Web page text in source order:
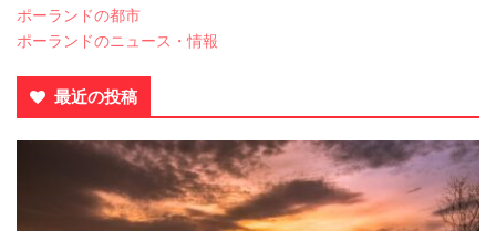
ポーランドの都市
ポーランドのニュース・情報
最近の投稿